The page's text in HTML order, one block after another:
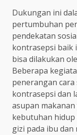
Dukungan ini
pertumbuhan
pendekatan
kontrasepsi baik
bisa dilakukan
Beberapa
penerangan
kontrasepsi dan
asupan
kebutuhan
gizi pada ibu dan